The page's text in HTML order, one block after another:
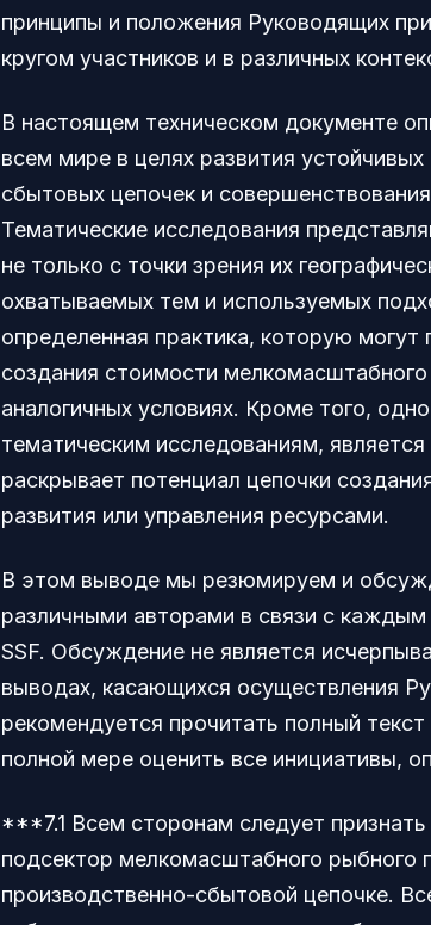
принципы и положения Руководящих
кругом участников и в различных
В настоящем техническом документе
всем мире в целях развития
сбытовых цепочек и
Тематические исследования
не только с точки зрения их
охватываемых тем и используемых
определенная практика, которую
создания стоимости
аналогичных условиях. Кроме того,
тематическим исследованиям,
раскрывает потенциал цепочки
развития или управления ресурсами.
В этом выводе мы резюмируем и
различными авторами в связи с
SSF. Обсуждение не является
выводах, касающихся осуществления
рекомендуется прочитать полный
полной мере оценить все инициативы,
***7.1 Всем сторонам следует
подсектор мелкомасштабного рыбного
производственно-сбытовой цепочке.